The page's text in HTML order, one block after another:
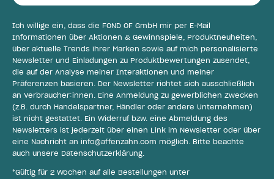
Ich willige ein, dass die FOND OF GmbH mir per E-Mail
Informationen über Aktionen & Gewinnspiele, Produktneuheiten,
über aktuelle Trends ihrer Marken sowie auf mich personalisierte
Newsletter und Einladungen zu Produktbewertungen zusendet,
die auf der Analyse meiner Interaktionen und meiner
Präferenzen basieren. Der Newsletter richtet sich ausschließlich
an Verbraucher:innen. Eine Anmeldung zu gewerblichen Zwecken
(z.B. durch Handelspartner, Händler oder andere Unternehmen)
ist nicht gestattet. Ein Widerruf bzw. eine Abmeldung des
Newsletters ist jederzeit über einen Link im Newsletter oder über
eine Nachricht an info@affenzahn.com möglich. Bitte beachte
auch unsere Datenschutzerklärung.
*Gültig für 2 Wochen auf alle Bestellungen unter